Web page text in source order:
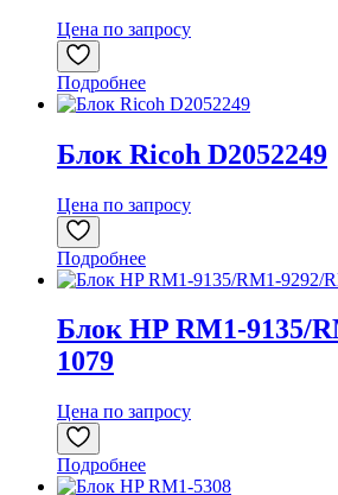
Цена по запросу
Подробнее
Блок Ricoh D2052249
Цена по запросу
Подробнее
Блок HP RM1-9135/
1079
Цена по запросу
Подробнее